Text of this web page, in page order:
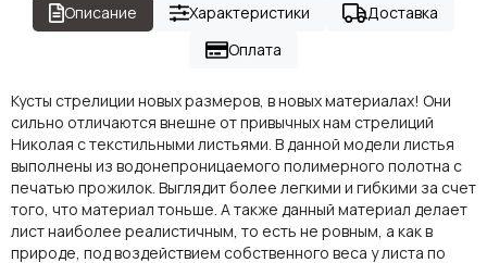
Описание Характеристики
Доставка
Оплата
Кусты стрелиции новых размеров, в новых материалах! Они
сильно отличаются внешне от привычных нам стрелиций
Николая с текстильными листьями. В данной модели листья
выполнены из водонепроницаемого полимерного полотна с
печатью прожилок. Выглядит более легкими и гибкими за счет
того, что материал тоньше. А также данный материал делает
лист наиболее реалистичным, то есть не ровным, а как в
природе, под воздействием собственного веса у листа по